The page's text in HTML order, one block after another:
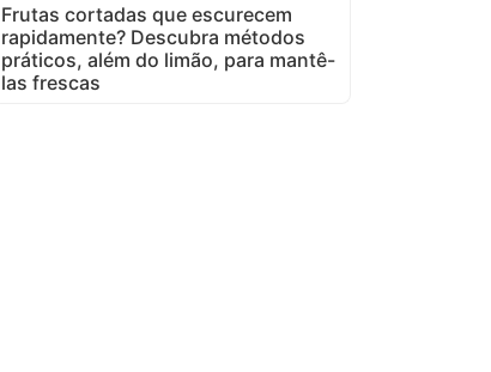
Frutas cortadas que escurecem
rapidamente? Descubra métodos
práticos, além do limão, para mantê-
las frescas